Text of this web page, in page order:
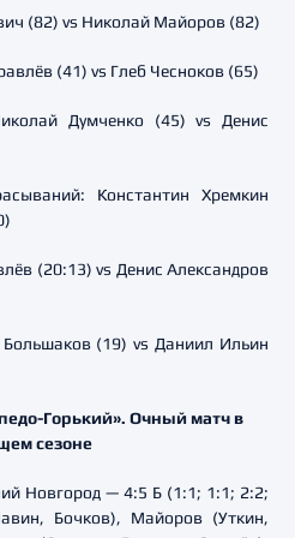
(82) vs Николай Майоров (82)
(41) vs Глеб Чесноков (65)
Думченко (45) vs Денис
Константин Хремкин
(20:13) vs Денис Александров
(19) vs Даниил Ильин
Горький». Очный матч в
сезоне
Новгород — 4:5 Б (1:1; 1:1; 2:2;
Бочков), Майоров (Уткин,